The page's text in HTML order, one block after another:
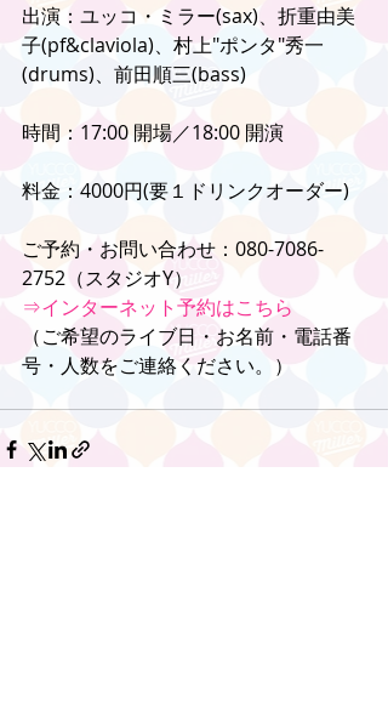
出演：ユッコ・ミラー(sax)、折重由美
子(pf&claviola)、村上"ポンタ"秀一
(drums)、前田順三(bass)
時間：17:00 開場／18:00 開演
料金：4000円(要１ドリンクオーダー)
ご予約・お問い合わせ：080-7086-
2752（スタジオY）
⇒インターネット予約はこちら
（ご希望のライブ日・お名前・電話番
号・人数をご連絡ください。）